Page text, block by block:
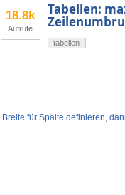
18.8k
Aufrufe
Tabellen:
tabellen
für Spalte definieren,